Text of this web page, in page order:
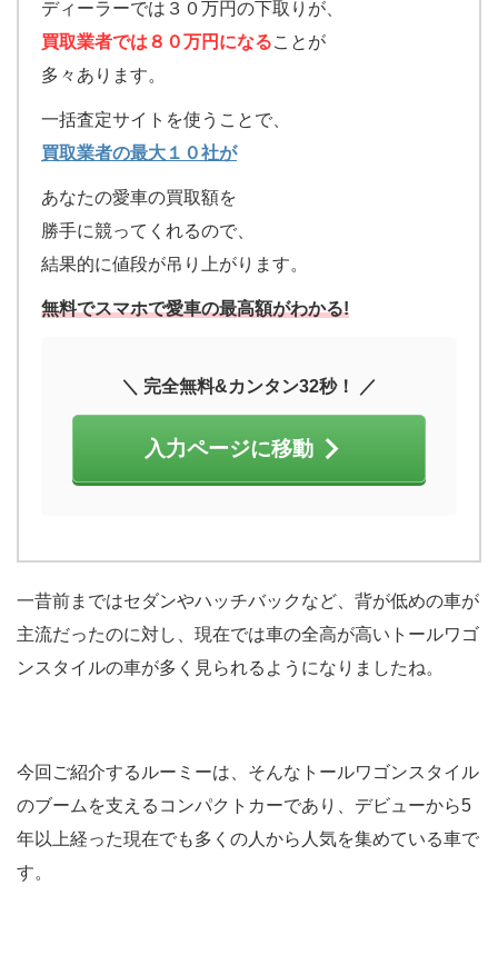
ディーラーでは３０万円の下取りが、
買取業者では８０万円になることが
多々あります。
一括査定サイトを使うことで、
買取業者の最大１０社が
あなたの愛車の買取額を
勝手に競ってくれるので、
結果的に値段が吊り上がります。
無料でスマホで愛車の最高額がわかる!
＼ 完全無料&カンタン32秒！ ／
入力ページに移動
一昔前まではセダンやハッチバックなど、背が低めの車が
主流だったのに対し、現在では車の全高が高いトールワゴ
ンスタイルの車が多く見られるようになりましたね。
今回ご紹介するルーミーは、そんなトールワゴンスタイル
のブームを支えるコンパクトカーであり、デビューから5
年以上経った現在でも多くの人から人気を集めている車で
す。